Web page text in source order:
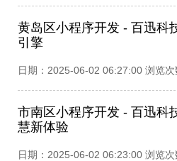
黄岛区小程序开发 - 百迅科
引擎​
日期：2025-06-02 06:27:00 浏览次
市南区小程序开发 - 百迅科
慧新体验​
日期：2025-06-02 06:23:00 浏览